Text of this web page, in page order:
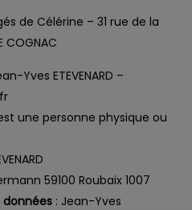
de Célérine – 31 rue de la
COGNAC
Yves ETEVENARD –
une personne physique ou
59100 Roubaix 1007
: Jean-Yves